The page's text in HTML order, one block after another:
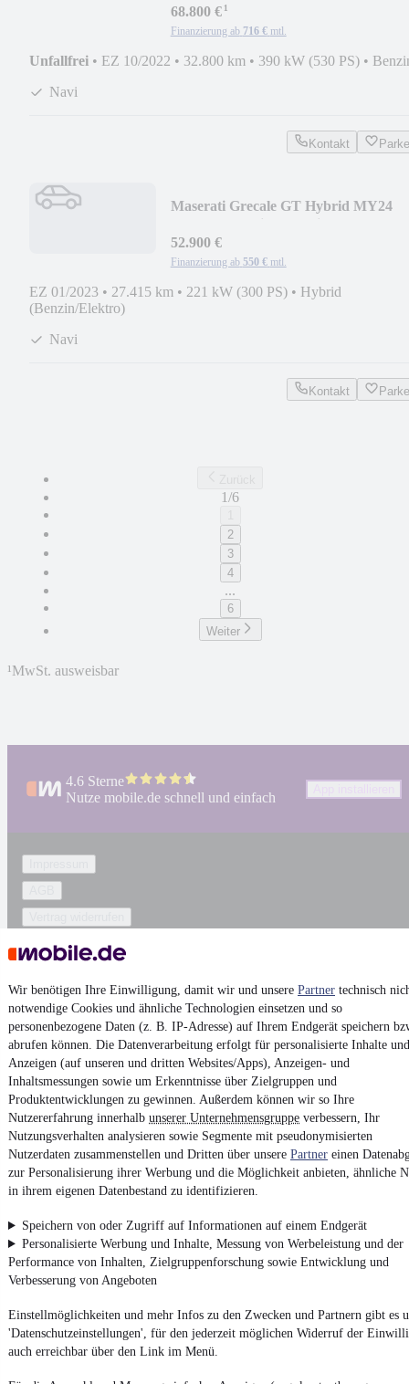
Wir benötigen Ihre Einwilligung, damit wir und unsere Partner technisch
notwendige Cookies und ähnliche Technologien einsetzen und so
personenbezogene Daten (z. B. IP-Adresse) auf Ihrem Endgerät speichern
abrufen können. Die Datenverarbeitung erfolgt für personalisierte Inhalte und
Anzeigen (auf unseren und dritten Websites/Apps), Anzeigen- und
Inhaltsmessungen sowie um Erkenntnisse über Zielgruppen und
Produktentwicklungen zu gewinnen. Außerdem können wir so Ihre
Nutzererfahrung innerhalb unserer Unternehmensgruppe verbessern, Ihr
Nutzungsverhalten analysieren sowie Segmente mit pseudonymisierten
Nutzerdaten zusammenstellen und Dritten über unsere Partner einen
zur Personalisierung ihrer Werbung und die Möglichkeit anbieten, ähnliche
in ihrem eigenen Datenbestand zu identifizieren.
Speichern von oder Zugriff auf Informationen auf einem Endgerät
Personalisierte Werbung und Inhalte, Messung von Werbeleistung und der
Performance von Inhalten, Zielgruppenforschung sowie Entwicklung und
Verbesserung von Angeboten
Einstellmöglichkeiten und mehr Infos zu den Zwecken und Partnern gibt es
'Datenschutzeinstellungen', für den jederzeit möglichen Widerruf der
auch erreichbar über den Link im Menü.
68.800 €¹
Finanzierung ab 716 € mtl.
Unfallfrei • EZ 10/2022 • 32.800 km • 390 kW (530 PS) •
Navi
Kontakt
Maserati Grecale GT Hybrid MY24
52.900 €
Finanzierung ab 550 € mtl.
EZ 01/2023 • 27.415 km • 221 kW (300 PS) • Hybrid
(Benzin/Elektro)
Navi
Kontakt
1/6
2
3
4
...
6
Weiter
¹MwSt. ausweisbar
4.6 Sterne
Nutze mobile.de schnell und einfach
Datenschutz
Erklärung zur Barrierefreiheit
Report Security Vulnerability (English)
Powered by
Noch mehr neue Autosunterschiedlicher Marken, auch als
Leasing-Angebote , gibt es bei mobile.de